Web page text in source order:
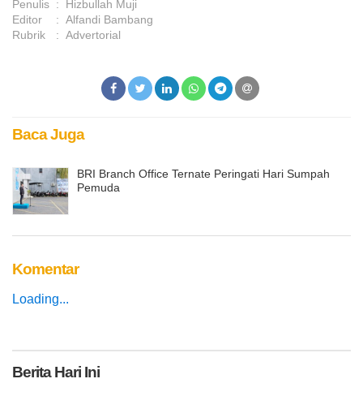
Penulis :
Hizbullah Muji
Editor
: Alfandi Bambang
Rubrik
: Advertorial
Baca Juga
BRI Branch Office Ternate Peringati Hari Sumpah
Pemuda
Komentar
Loading...
BeritaHari Ini